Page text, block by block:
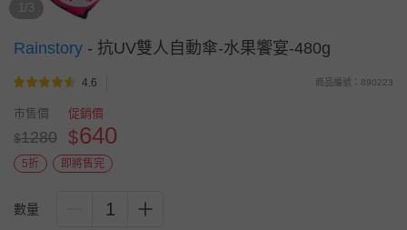
1/3
Rainstory - 抗UV雙人自動傘-水果饗宴-480g
4.6 商品編號：890223
市售價
$1280
促銷價
$640
5折 即將售完
數量 1